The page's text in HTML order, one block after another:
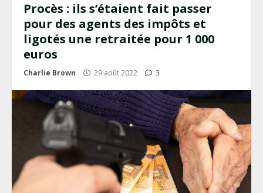
Procès : ils s’étaient fait passer
pour des agents des impôts et
ligotés une retraitée pour 1 000
euros
Charlie Brown 29 août 2022 3